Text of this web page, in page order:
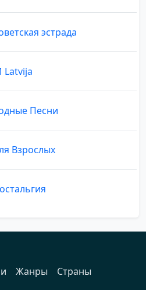
эстрада
Latvija
Песни
Взрослых
Жанры
Страны